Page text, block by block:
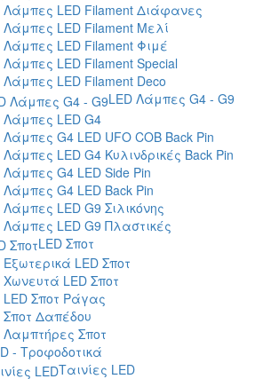
Λάμπες LED Filament Διάφανες
Λάμπες LED Filament Μελί
Λάμπες LED Filament Φιμέ
Λάμπες LED Filament Special
Λάμπες LED Filament Deco
LED Λάμπες G4 - G9
Λάμπες LED G4
Λάμπες G4 LED UFO COB Back Pin
Λάμπες LED G4 Κυλινδρικές Back Pin
Λάμπες G4 LED Side Pin
Λάμπες G4 LED Back Pin
Λάμπες LED G9 Σιλικόνης
Λάμπες LED G9 Πλαστικές
LED Σποτ
Εξωτερικά LED Σποτ
Χωνευτά LED Σποτ
LED Σποτ Ράγας
Σποτ Δαπέδου
Λαμπτήρες Σποτ
- Τροφοδοτικά
Ταινίες LED